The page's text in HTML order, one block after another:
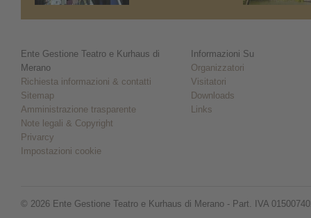
Ente Gestione Teatro e Kurhaus di
Merano
Richiesta informazioni & contatti
Sitemap
Amministrazione trasparente
Note legali & Copyright
Privarcy
Impostazioni cookie
Informazioni Su
Organizzatori
Visitatori
Downloads
Links
© 2026 Ente Gestione Teatro e Kurhaus di Merano - Part. IVA